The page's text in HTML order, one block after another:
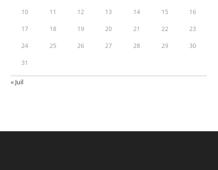
10 11 12 13 14 15 16
17 18 19 20 21 22 23
24 25 26 27 28 29 30
31
« Juil